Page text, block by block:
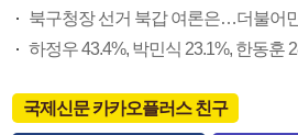
하정우 43.4%, 박민식 23.1%, 한동훈
국제신문 카카오플러스 친구